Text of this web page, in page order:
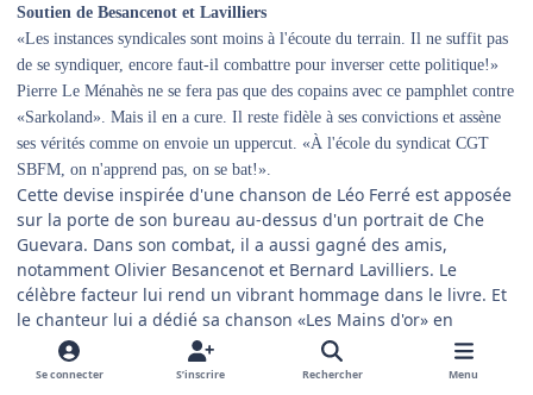
Soutien de Besancenot et Lavilliers
«Les instances syndicales sont moins à l'écoute du terrain. Il ne suffit pas
de se syndiquer, encore faut-il combattre pour inverser cette politique!»
Pierre Le Ménahès ne se fera pas que des copains avec ce pamphlet contre
«Sarkoland». Mais il en a cure. Il reste fidèle à ses convictions et assène
ses vérités comme on envoie un uppercut. «À l'école du syndicat CGT
SBFM, on n'apprend pas, on se bat!».
Cette devise inspirée d'une chanson de Léo Ferré est apposée
sur la porte de son bureau au-dessus d'un portrait de Che
Guevara. Dans son combat, il a aussi gagné des amis,
notamment Olivier Besancenot et Bernard Lavilliers. Le
célèbre facteur lui rend un vibrant hommage dans le livre. Et
le chanteur lui a dédié sa chanson «Les Mains d'or» en
préface de l'ouvrage.
Le livre «La France d'en bas face à Sarkozy», aux éditions Favre, sera en
Se connecter S’inscrire Rechercher Menu